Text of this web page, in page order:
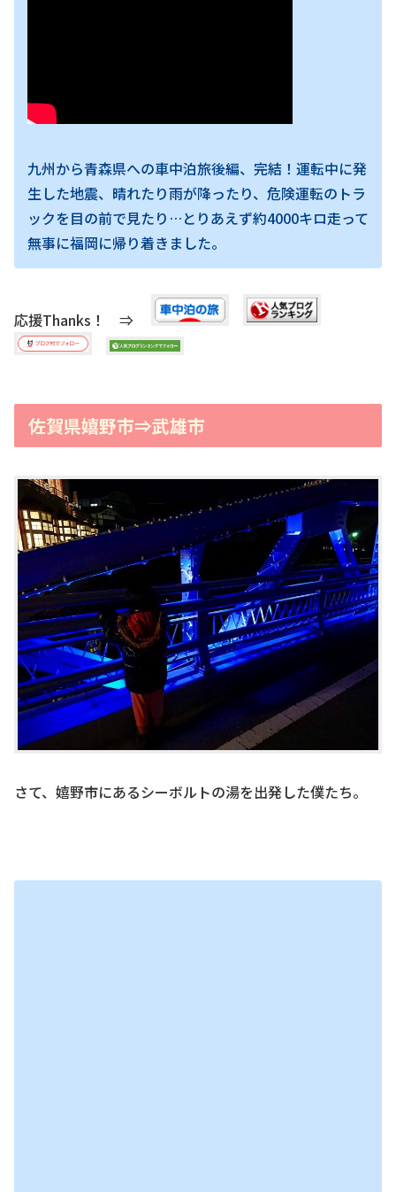
九州から青森県への車中泊旅後編、完結！運転中に発
生した地震、晴れたり雨が降ったり、危険運転のトラ
ックを目の前で見たり…とりあえず約4000キロ走って
無事に福岡に帰り着きました。
応援Thanks！ ⇒
佐賀県嬉野市⇒武雄市
さて、嬉野市にあるシーボルトの湯を出発した僕たち。